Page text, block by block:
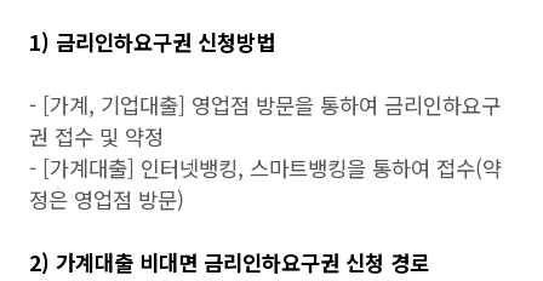
1) 금리인하요구권 신청방법
- [가계, 기업대출] 영업점 방문을 통하여 금리인하요구
권 접수 및 약정
- [가계대출] 인터넷뱅킹, 스마트뱅킹을 통하여 접수(약
정은 영업점 방문)
2) 가계대출 비대면 금리인하요구권 신청 경로